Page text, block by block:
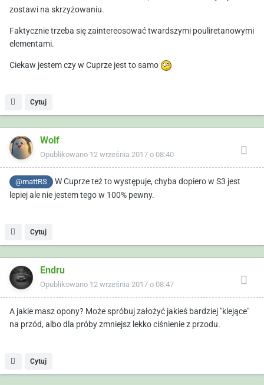
zostawi na skrzyżowaniu.
Faktycznie trzeba się zaintereosować twardszymi pouliretanowymi
elementami.
Ciekaw jestem czy w Cuprze jest to samo
Cytuj
Wolf
Opublikowano 12 września 2017 o 08:40
@mattRS
W Cuprze też to występuje, chyba dopiero w S3 jest
lepiej ale nie jestem tego w 100% pewny.
Cytuj
Endru
Opublikowano 12 września 2017 o 08:47
A jakie masz opony? Może spróbuj założyć jakieś bardziej "klejące"
na przód, albo dla próby zmniejsz lekko ciśnienie z przodu.
Cytuj